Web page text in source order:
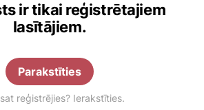
ir tikai reģistrētajiem
lasītājiem.
Parakstīties
reģistrējies? Ierakstīties.